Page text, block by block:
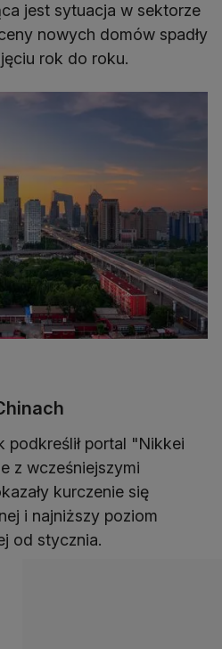
jest sytuacja w sektorze
nowych domów spadły
podkreślił portal "Nikkei
z wcześniejszymi
kurczenie się
i najniższy poziom
od stycznia.